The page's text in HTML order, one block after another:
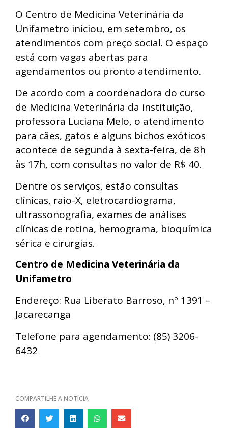
O Centro de Medicina Veterinária da
Unifametro iniciou, em setembro, os
atendimentos com preço social. O espaço
está com vagas abertas para
agendamentos ou pronto atendimento.
De acordo com a coordenadora do curso
de Medicina Veterinária da instituição,
professora Luciana Melo, o atendimento
para cães, gatos e alguns bichos exóticos
acontece de segunda à sexta-feira, de 8h
às 17h, com consultas no valor de R$ 40.
Dentre os serviços, estão consultas
clínicas, raio-X, eletrocardiograma,
ultrassonografia, exames de análises
clínicas de rotina, hemograma, bioquímica
sérica e cirurgias.
Centro de Medicina Veterinária da
Unifametro
Endereço: Rua Liberato Barroso, nº 1391 –
Jacarecanga
Telefone para agendamento: (85) 3206-
6432
COMPARTILHE A NOTÍCIA